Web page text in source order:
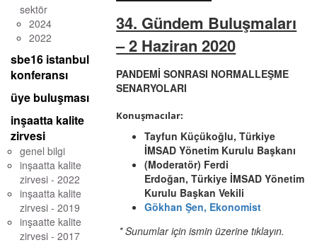
sektör
2024
2022
sbe16 istanbul
konferansı
üye buluşması
inşaatta kalite
zirvesi
genel bilgi
inşaatta kalite
zirvesi - 2022
inşaatta kalite
zirvesi - 2019
inşaatte kalite
zirvesi - 2017
34. Gündem Buluşmaları
– 2 Haziran 2020
PANDEMİ SONRASI NORMALLEŞME
SENARYOLARI
Konuşmacılar:
Tayfun Küçükoğlu, Türkiye
İMSAD Yönetim Kurulu Başkanı
(Moderatör) Ferdi
Erdoğan, Türkiye İMSAD Yönetim
Kurulu Başkan Vekili
Gökhan Şen, Ekonomist
* Sunumlar için ismin üzerine tıklayın.